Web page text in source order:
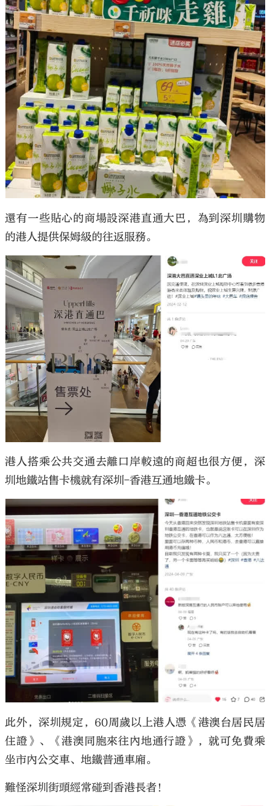
還有一些貼心的商場設深港直通大巴，為到深圳購物
的港人提供保姆級的往返服務。
港人搭乘公共交通去離口岸較遠的商超也很方便，深
圳地鐵站售卡機就有深圳-香港互通地鐵卡。
此外，深圳規定，60周歲以上港人憑《港澳台居民居
住證》、《港澳同胞來往內地通行證》，就可免費乘
坐市內公交車、地鐵普通車廂。
難怪深圳街頭經常碰到香港長者！